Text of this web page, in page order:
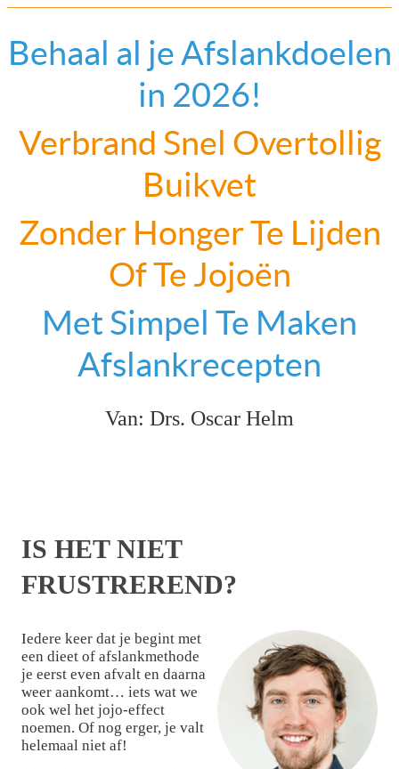
Behaal al je Afslankdoelen
in 2026!
Verbrand Snel Overtollig
Buikvet
Zonder Honger Te Lijden
Of Te Jojoën
Met Simpel Te Maken
Afslankrecepten
Van: Drs. Oscar Helm
IS HET NIET
FRUSTREREND?
Iedere keer dat je begint met
een dieet of afslankmethode
je eerst even afvalt en daarna
weer aankomt… iets wat we
ook wel het jojo-effect
noemen. Of nog erger, je valt
helemaal niet af!